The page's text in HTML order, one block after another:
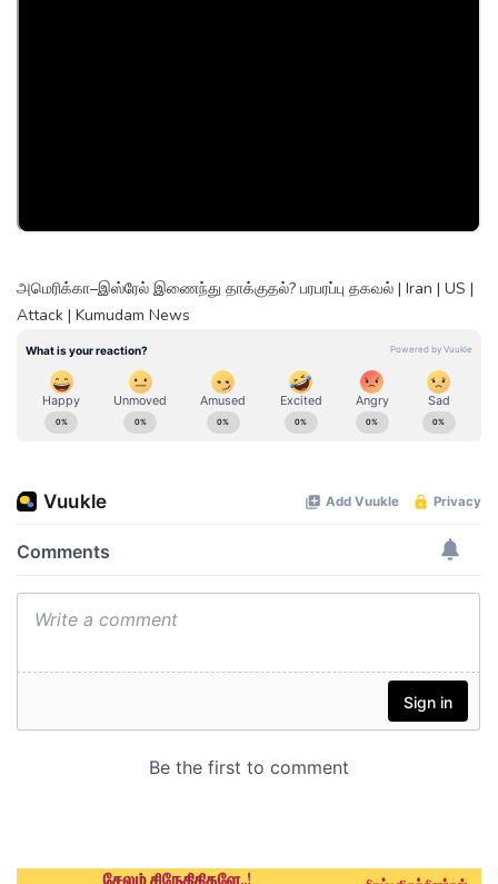
அமெரிக்கா–இஸ்ரேல் இணைந்து தாக்குதல்? பரபரப்பு தகவல் | Iran | US |
Attack | Kumudam News